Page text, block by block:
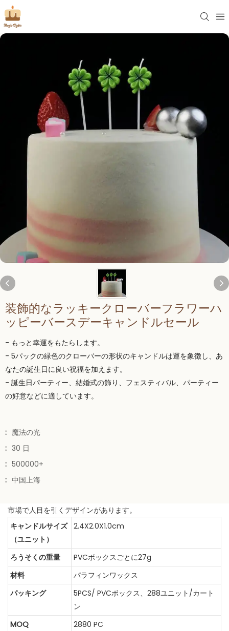
装飾的なラッキークローバーフラワーハ
ッピーバースデーキャンドルセール
- もっと幸運をもたらします。
- 5パックの緑色のクローバーの形状のキャンドルは運を象徴し、あ
なたの誕生日に良い祝福を加えます。
- 誕生日パーティー、結婚式の飾り、フェスティバル、パーティー
の好意などに適しています。
: 魔法の光
: 30 日
: 500000+
: 中国上海
市場で人目を引くデザインがあります。
キャンドルサイズ
（ユニット）
2.4X2.0X1.0cm
ろうそくの重量
PVCボックスごとに27g
材料
パラフィンワックス
パッキング
5PCS/ PVCボックス、288ユニット/カート
ン
MOQ
2880 PC